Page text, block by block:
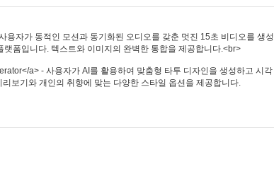
용자가 동적인 모션과 동기화된 오디오를 갖춘 멋진 15초 비디오를 생성
폼입니다. 텍스트와 이미지의 완벽한 통합을 제공합니다.<br>
a> - 사용자가 AI를 활용하여 맞춤형 타투 디자인을 생성하고 시각
보기와 개인의 취향에 맞는 다양한 스타일 옵션을 제공합니다.